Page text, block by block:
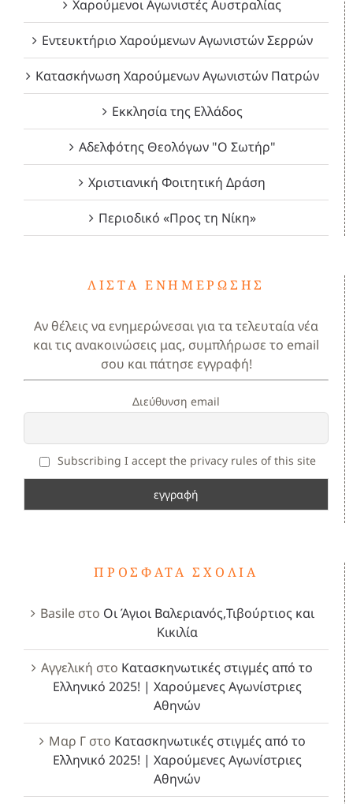
Χαρούμενοι Αγωνιστές Αυστραλίας
Εντευκτήριο Χαρούμενων Αγωνιστών Σερρών
Κατασκήνωση Χαρούμενων Αγωνιστών Πατρών
Εκκλησία της Ελλάδος
Αδελφότης Θεολόγων "Ο Σωτήρ"
Χριστιανική Φοιτητική Δράση
Περιοδικό «Προς τη Νίκη»
ΛΊΣΤΑ ΕΝΗΜΈΡΩΣΗΣ
Αν θέλεις να ενημερώνεσαι για τα τελευταία νέα
και τις ανακοινώσεις μας, συμπλήρωσε το email
σου και πάτησε εγγραφή!
Διεύθυνση email
Subscribing I accept the privacy rules of this site
ΠΡΌΣΦΑΤΑ ΣΧΌΛΙΑ
Basileστο Οι Άγιοι Βαλεριανός,Τιβούρτιος και
Κικιλία
Αγγελική στο Κατασκηνωτικές στιγμές από το
Ελληνικό 2025! | Χαρούμενες Αγωνίστριες
Αθηνών
Μαρ Γστο Κατασκηνωτικές στιγμές από το
Ελληνικό 2025! | Χαρούμενες Αγωνίστριες
Αθηνών